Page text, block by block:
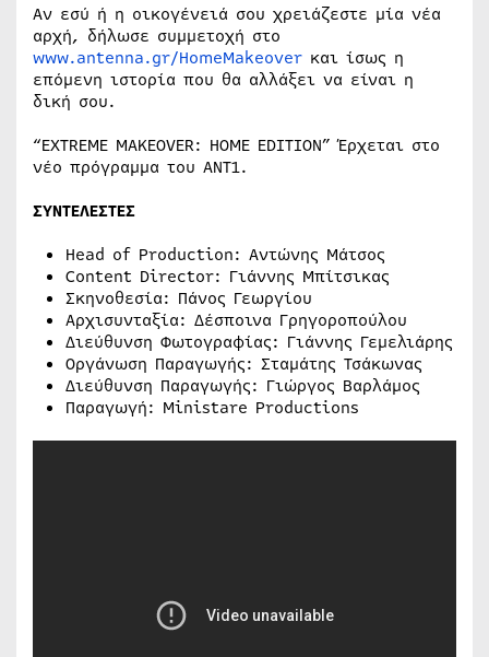
Αν εσύ ή η οικογένειά σου χρειάζεστε μία νέα
αρχή, δήλωσε συμμετοχή στο
www.antenna.gr/HomeMakeover και ίσως η
επόμενη ιστορία που θα αλλάξει να είναι η
δική σου.
“EXTREME MAKEOVER: HOME EDITION” Έρχεται στο
νέο πρόγραμμα του ΑΝΤ1.
ΣΥΝΤΕΛΕΣΤΕΣ
Head of Production: Αντώνης Μάτσος
Content Director: Γιάννης Μπίτσικας
Σκηνοθεσία: Πάνος Γεωργίου
Αρχισυνταξία: Δέσποινα Γρηγοροπούλου
Διεύθυνση Φωτογραφίας: Γιάννης Γεμελιάρης
Οργάνωση Παραγωγής: Σταμάτης Τσάκωνας
Διεύθυνση Παραγωγής: Γιώργος Βαρλάμος
Παραγωγή: Ministare Productions